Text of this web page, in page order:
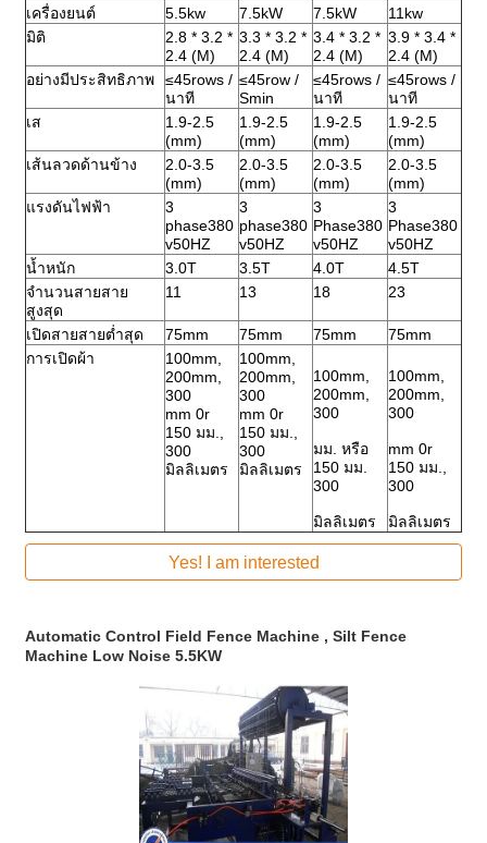
เครื่องยนต์
5.5kw 7.5kW 7.5kW
11kw
มิติ
2.8 * 3.2 *
2.4 (M)
3.3 * 3.2 *
2.4 (M)
3.4 * 3.2 *
2.4 (M)
3.9 * 3.4 *
2.4 (M)
อย่างมีประสิทธิภาพ
≤45rows /
นาที
≤45row /
Smin
≤45rows /
นาที
≤45rows /
นาที
เส
1.9-2.5
(mm)
1.9-2.5
(mm)
1.9-2.5
(mm)
1.9-2.5
(mm)
เส้นลวดด้านข้าง
2.0-3.5
(mm)
2.0-3.5
(mm)
2.0-3.5
(mm)
2.0-3.5
(mm)
แรงดันไฟฟ้า
3
phase380
v50HZ
3
phase380
v50HZ
3
Phase380
v50HZ
3
Phase380
v50HZ
น้ำหนัก
3.0T 3.5T 4.0T
4.5T
จำนวนสายสาย
สูงสุด
11 13 18 23
เปิดสายสายต่ำสุด 75mm 75mm 75mm
75mm
การเปิดผ้า
100mm,
200mm,
300
mm 0r
150 มม.,
300
มิลลิเมตร
100mm,
200mm,
300
mm 0r
150 มม.,
300
มิลลิเมตร
100mm,
200mm,
300
มม. หรือ
150 มม.
300
มิลลิเมตร
100mm,
200mm,
300
mm 0r
150 มม.,
300
มิลลิเมตร
Yes! I am interested
Automatic Control Field Fence Machine , Silt Fence
Machine Low Noise 5.5KW